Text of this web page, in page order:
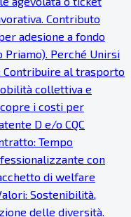
Contributo
adesione a fondo
Perché Unirsi
Contribuire al trasporto
collettiva e
i costi per
D e/o CQC
Tempo
con
di welfare
Sostenibilità,
delle diversità.